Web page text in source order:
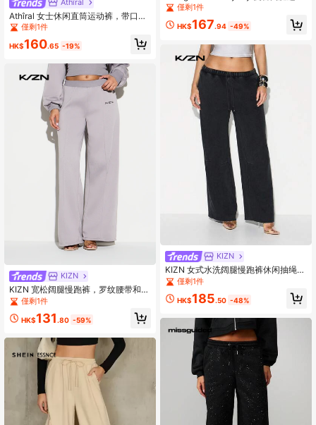
Athîral 女士休闲直筒运动裤，带口
袋，宽松纯色
僅剩1件
HK$160.65 -19%
KIZN
KIZN 宽松阔腿慢跑裤，罗纹腰带和褶
裥细节设计，带来轻松舒适的穿着体
验
僅剩1件
HK$131 .80 -59%
裤，侧条纹冬季休闲裤，抽绳腰带，
舒适日常穿着
僅剩1件
HK$167.94 -49%
KIZN
KIZN 女式水洗阔腿慢跑裤休闲抽绳运
动裤宽松休闲裤
僅剩1件
HK$185.50 -48%